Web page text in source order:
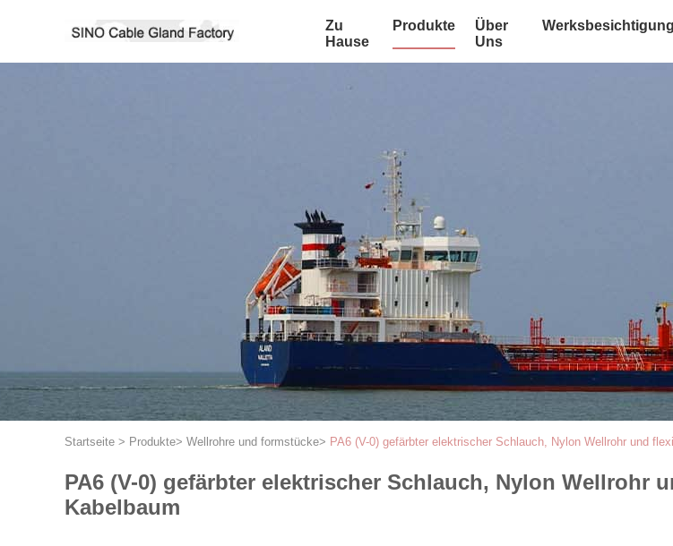
Zu
Hause
Produkte
Über
Uns
Werksbesichtigung
Startseite > Produkte> Wellrohre und formstücke> PA6 (V-0) gefärbter elektrischer Schlauch, Nylon Wellrohr und
PA6 (V-0) gefärbter elektrischer Schlauch, Nylon Wellrohr
Kabelbaum